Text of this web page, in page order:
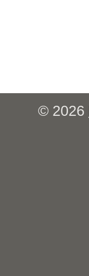
© 2026